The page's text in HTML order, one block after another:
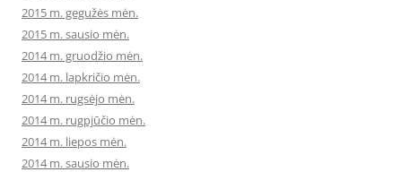
2015 m. gegužės mėn.
2015 m. sausio mėn.
2014 m. gruodžio mėn.
2014 m. lapkričio mėn.
2014 m. rugsėjo mėn.
2014 m. rugpjūčio mėn.
2014 m. liepos mėn.
2014 m. sausio mėn.